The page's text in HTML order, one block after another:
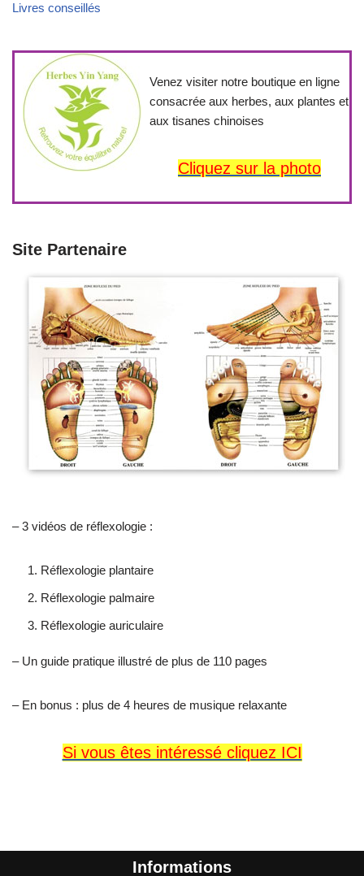
Livres conseillés
Venez visiter notre boutique en ligne
consacrée aux herbes, aux plantes et
aux tisanes chinoises
Cliquez sur la photo
Site Partenaire
– 3 vidéos de réflexologie :
Réflexologie plantaire
Réflexologie palmaire
Réflexologie auriculaire
– Un guide pratique illustré de plus de 110 pages
– En bonus : plus de 4 heures de musique relaxante
Si vous êtes intéressé cliquez ICI
Informations